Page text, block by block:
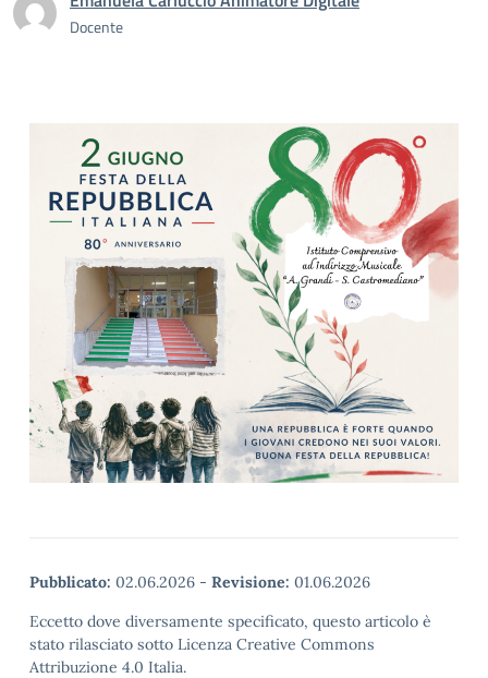
Docente
Pubblicato: 02.06.2026 - Revisione: 01.06.2026
Eccetto dove diversamente specificato, questo articolo è
stato rilasciato sotto Licenza Creative Commons
Attribuzione 4.0 Italia.